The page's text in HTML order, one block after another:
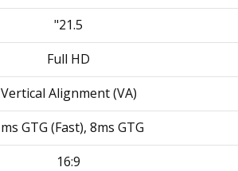
21.5"
Full HD
Vertical Alignment (VA)
GTG (Fast), 8ms GTG
16:9